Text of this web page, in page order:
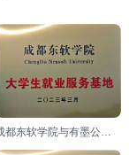
成都东软学院与有墨公考达成合作，并授予其“大学生就业服务基地”称号